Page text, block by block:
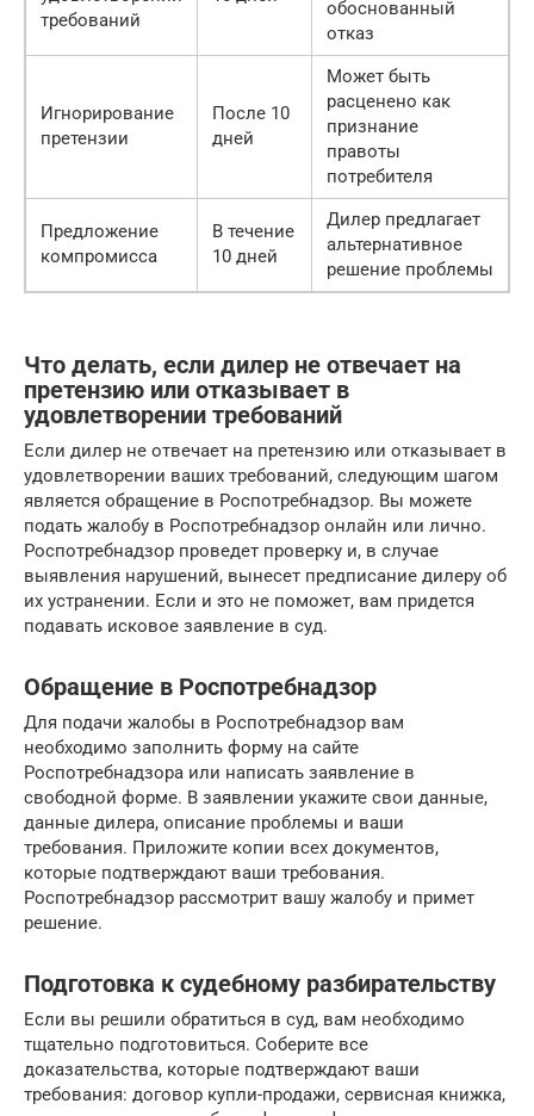
требований
обоснованный
отказ
Игнорирование
претензии
После 10
дней
Может быть
расценено как
признание
правоты
потребителя
Предложение
компромисса
В течение
10 дней
Дилер предлагает
альтернативное
решение проблемы
Что делать, если дилер не отвечает на
претензию или отказывает в
удовлетворении требований
Если дилер не отвечает на претензию или отказывает в
удовлетворении ваших требований, следующим шагом
является обращение в Роспотребнадзор. Вы можете
подать жалобу в Роспотребнадзор онлайн или лично.
Роспотребнадзор проведет проверку и, в случае
выявления нарушений, вынесет предписание дилеру об
их устранении. Если и это не поможет, вам придется
подавать исковое заявление в суд.
Обращение в Роспотребнадзор
Для подачи жалобы в Роспотребнадзор вам
необходимо заполнить форму на сайте
Роспотребнадзора или написать заявление в
свободной форме. В заявлении укажите свои данные,
данные дилера, описание проблемы и ваши
требования. Приложите копии всех документов,
которые подтверждают ваши требования.
Роспотребнадзор рассмотрит вашу жалобу и примет
решение.
Подготовка к судебному разбирательству
Если вы решили обратиться в суд, вам необходимо
тщательно подготовиться. Соберите все
доказательства, которые подтверждают ваши
требования: договор купли-продажи, сервисная книжка,